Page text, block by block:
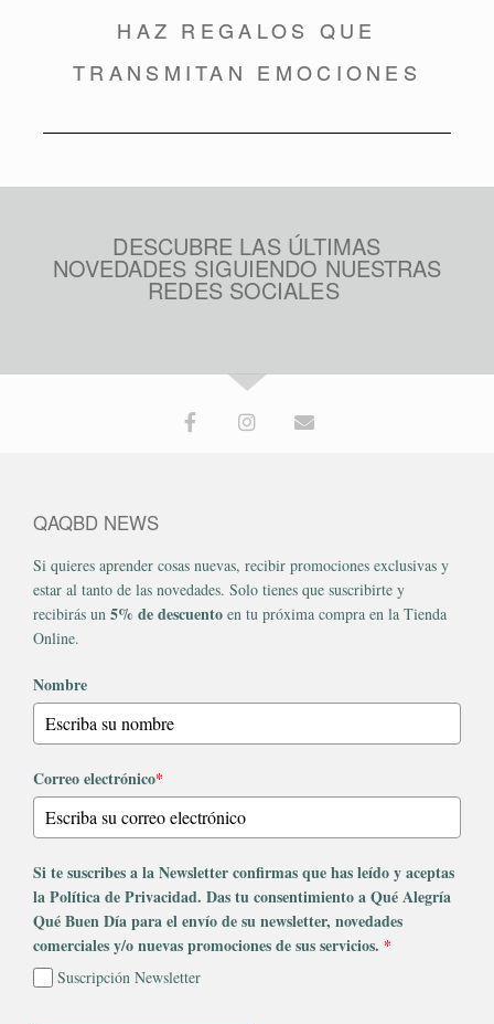
HAZ REGALOS QUE
TRANSMITAN EMOCIONES
DESCUBRE LAS ÚLTIMAS
NOVEDADES SIGUIENDO NUESTRAS
REDES SOCIALES
QAQBD NEWS
Si quieres aprender cosas nuevas, recibir promociones exclusivas y
estar al tanto de las novedades. Solo tienes que suscribirte y
recibirás un 5% de descuento en tu próxima compra en la Tienda
Online.
Nombre
Correo electrónico*
Si te suscribes a la Newsletter confirmas que has leído y aceptas
la Política de Privacidad. Das tu consentimiento a Qué Alegría
Qué Buen Día para el envío de su newsletter, novedades
comerciales y/o nuevas promociones de sus servicios. *
Suscripción Newsletter